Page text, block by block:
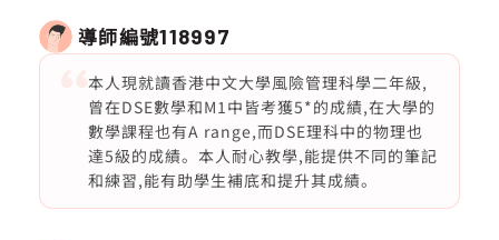
導師編號118997
本人現就讀香港中文大學風險管理科學二年級,
曾在DSE數學和M1中皆考獲5*的成績,在大學的
數學課程也有A range,而DSE理科中的物理也
達5級的成績。本人耐心教學,能提供不同的筆記
和練習,能有助學生補底和提升其成績。